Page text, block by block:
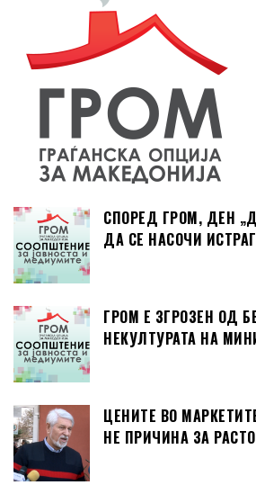
СПОРЕД ГРОМ, ДЕН
ДА СЕ НАСОЧИ
ГРОМ Е ЗГРОЗЕН ОД
НЕКУЛТУРАТА НА
ЦЕНИТЕ ВО
НЕ ПРИЧИНА ЗА